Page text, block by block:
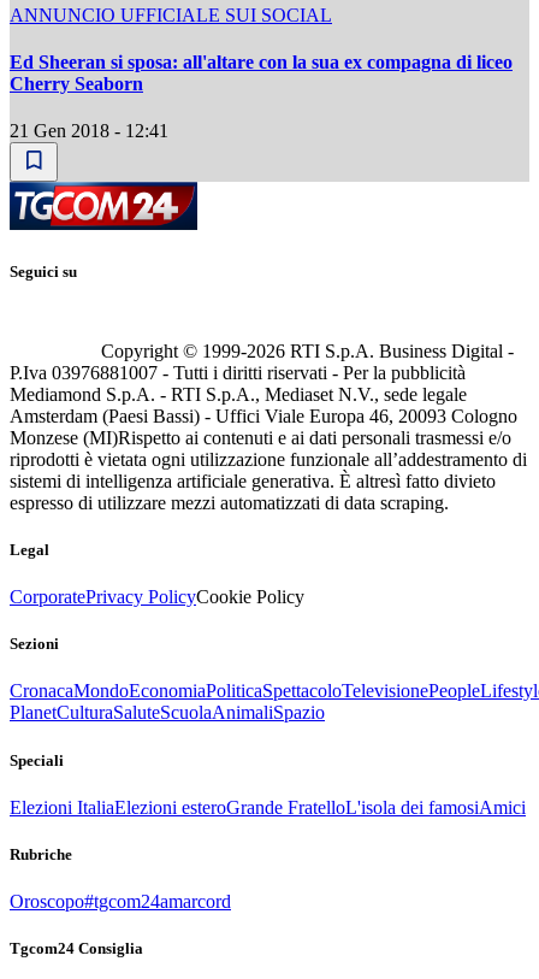
ANNUNCIO UFFICIALE SUI SOCIAL
Ed Sheeran si sposa: all'altare con la sua ex compagna di liceo
Cherry Seaborn
21 Gen 2018 - 12:41
Seguici su
Copyright © 1999-2026 RTI S.p.A. Business Digital -
P.Iva 03976881007 - Tutti i diritti riservati - Per la pubblicità
Mediamond S.p.A. - RTI S.p.A., Mediaset N.V., sede legale
Amsterdam (Paesi Bassi) - Uffici Viale Europa 46, 20093 Cologno
Monzese (MI)Rispetto ai contenuti e ai dati personali trasmessi e/o
riprodotti è vietata ogni utilizzazione funzionale all’addestramento di
sistemi di intelligenza artificiale generativa. È altresì fatto divieto
espresso di utilizzare mezzi automatizzati di data scraping.
Legal
CorporatePrivacy PolicyCookie Policy
Sezioni
CronacaMondoEconomiaPoliticaSpettacoloTelevisionePeople
PlanetCulturaSaluteScuolaAnimaliSpazio
Speciali
Elezioni ItaliaElezioni esteroGrande FratelloL'isola dei famosiAmici
Rubriche
Oroscopo#tgcom24amarcord
Tgcom24 Consiglia